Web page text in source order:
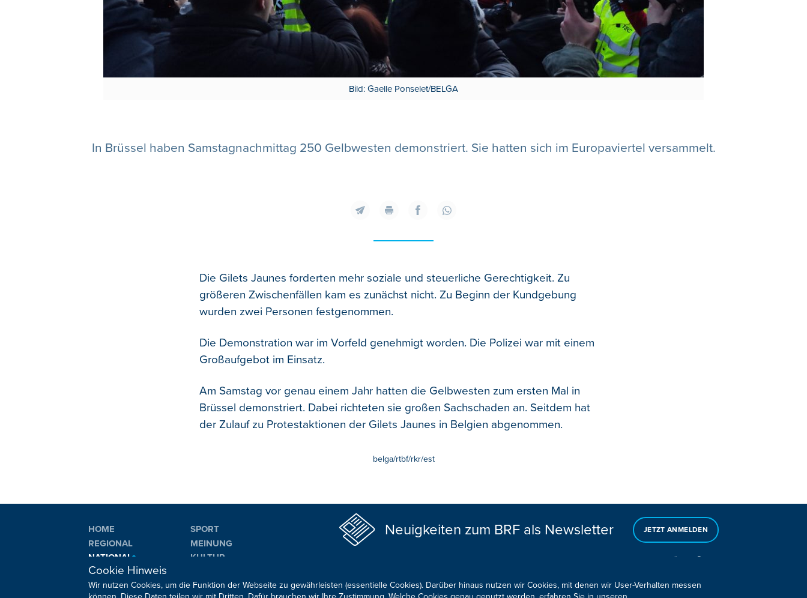
Bild: Gaelle Ponselet/BELGA
In Brüssel haben Samstagnachmittag 250 Gelbwesten demonstriert. Sie hatten sich im Europaviertel versammelt.
Die Gilets Jaunes forderten mehr soziale und steuerliche Gerechtigkeit. Zu
größeren Zwischenfällen kam es zunächst nicht. Zu Beginn der Kundgebung
wurden zwei Personen festgenommen.
Die Demonstration war im Vorfeld genehmigt worden. Die Polizei war mit einem
Großaufgebot im Einsatz.
Am Samstag vor genau einem Jahr hatten die Gelbwesten zum ersten Mal in
Brüssel demonstriert. Dabei richteten sie großen Sachschaden an. Seitdem hat
der Zulauf zu Protestaktionen der Gilets Jaunes in Belgien abgenommen.
belga/rtbf/rkr/est
HOME
REGIONAL
NATIONAL
INTERNATIONAL
SPORT
MEINUNG
KULTUR
Neuigkeiten zum BRF als Newsletter JETZT ANMELDEN
Cookie Hinweis
Wir nutzen Cookies, um die Funktion der Webseite zu gewährleisten (essentielle Cookies). Darüber hinaus nutzen wir Cookies, mit denen wir User-Verhalten messen